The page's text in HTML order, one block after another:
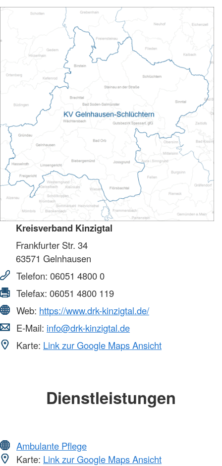
Kreisverband Kinzigtal
Frankfurter Str. 34
63571 Gelnhausen
Telefon: 06051 4800 0
Telefax: 06051 4800 119
Web: https://www.drk-kinzigtal.de/
E-Mail: info@drk-kinzigtal.de
Karte: Link zur Google Maps Ansicht
Dienstleistungen
Ambulante Pflege
Karte: Link zur Google Maps Ansicht